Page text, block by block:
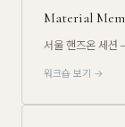
Material
서울 핸즈온 세션
워크숍 보기 →